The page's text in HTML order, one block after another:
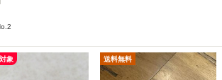
象 送料無料